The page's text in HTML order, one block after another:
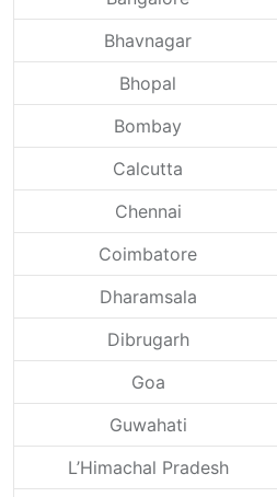
Bhavnagar
Bhopal
Bombay
Calcutta
Chennai
Coimbatore
Dharamsala
Dibrugarh
Goa
Guwahati
L’Himachal Pradesh